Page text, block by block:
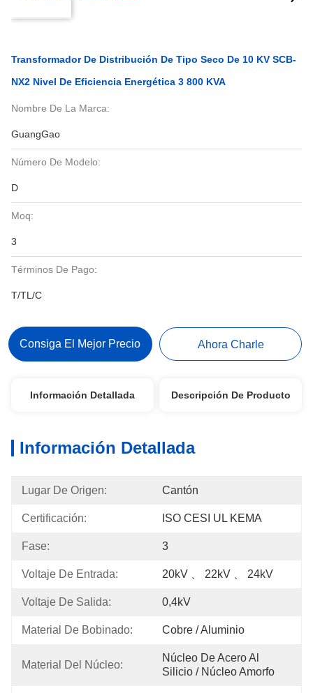
Transformador De Distribución De Tipo Seco De 10 KV SCB-
NX2 Nivel De Eficiencia Energética 3 800 KVA
Nombre De La Marca:
GuangGao
Número De Modelo:
D
Moq:
3
Términos De Pago:
T/TL/C
Consiga El Mejor Precio Ahora Charle
Información Detallada Descripción De Producto
Información Detallada
Lugar De Origen: Cantón
Certificación: ISO CESI UL KEMA
Fase: 3
Voltaje De Entrada: 20kV 、 22kV 、 24kV
Voltaje De Salida: 0,4kV
Material De Bobinado: Cobre / Aluminio
Material Del Núcleo:
Núcleo De Acero Al
Silicio / Núcleo Amorfo